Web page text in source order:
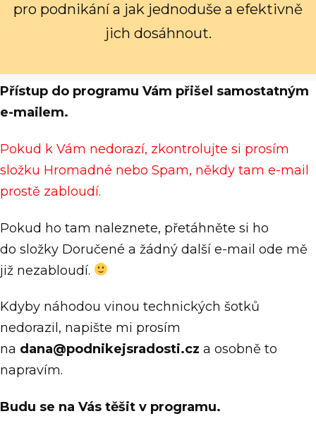
pro podnikání a jak jednoduše a efektivně
jich dosáhnout.
Přístup do programu Vám přišel samostatným
e-mailem.
Pokud k Vám nedorazí, zkontrolujte si prosím
složku Hromadné nebo Spam, někdy tam e-mail
prostě zabloudí.
Pokud ho tam naleznete, přetáhněte si ho
do složky Doručené a žádný další e-mail ode mě
již nezabloudí.
Kdyby náhodou vinou technických šotků
nedorazil, napište mi prosím
na dana@podnikejsradosti.cz a osobně to
napravím.
Budu se na Vás těšit v programu.